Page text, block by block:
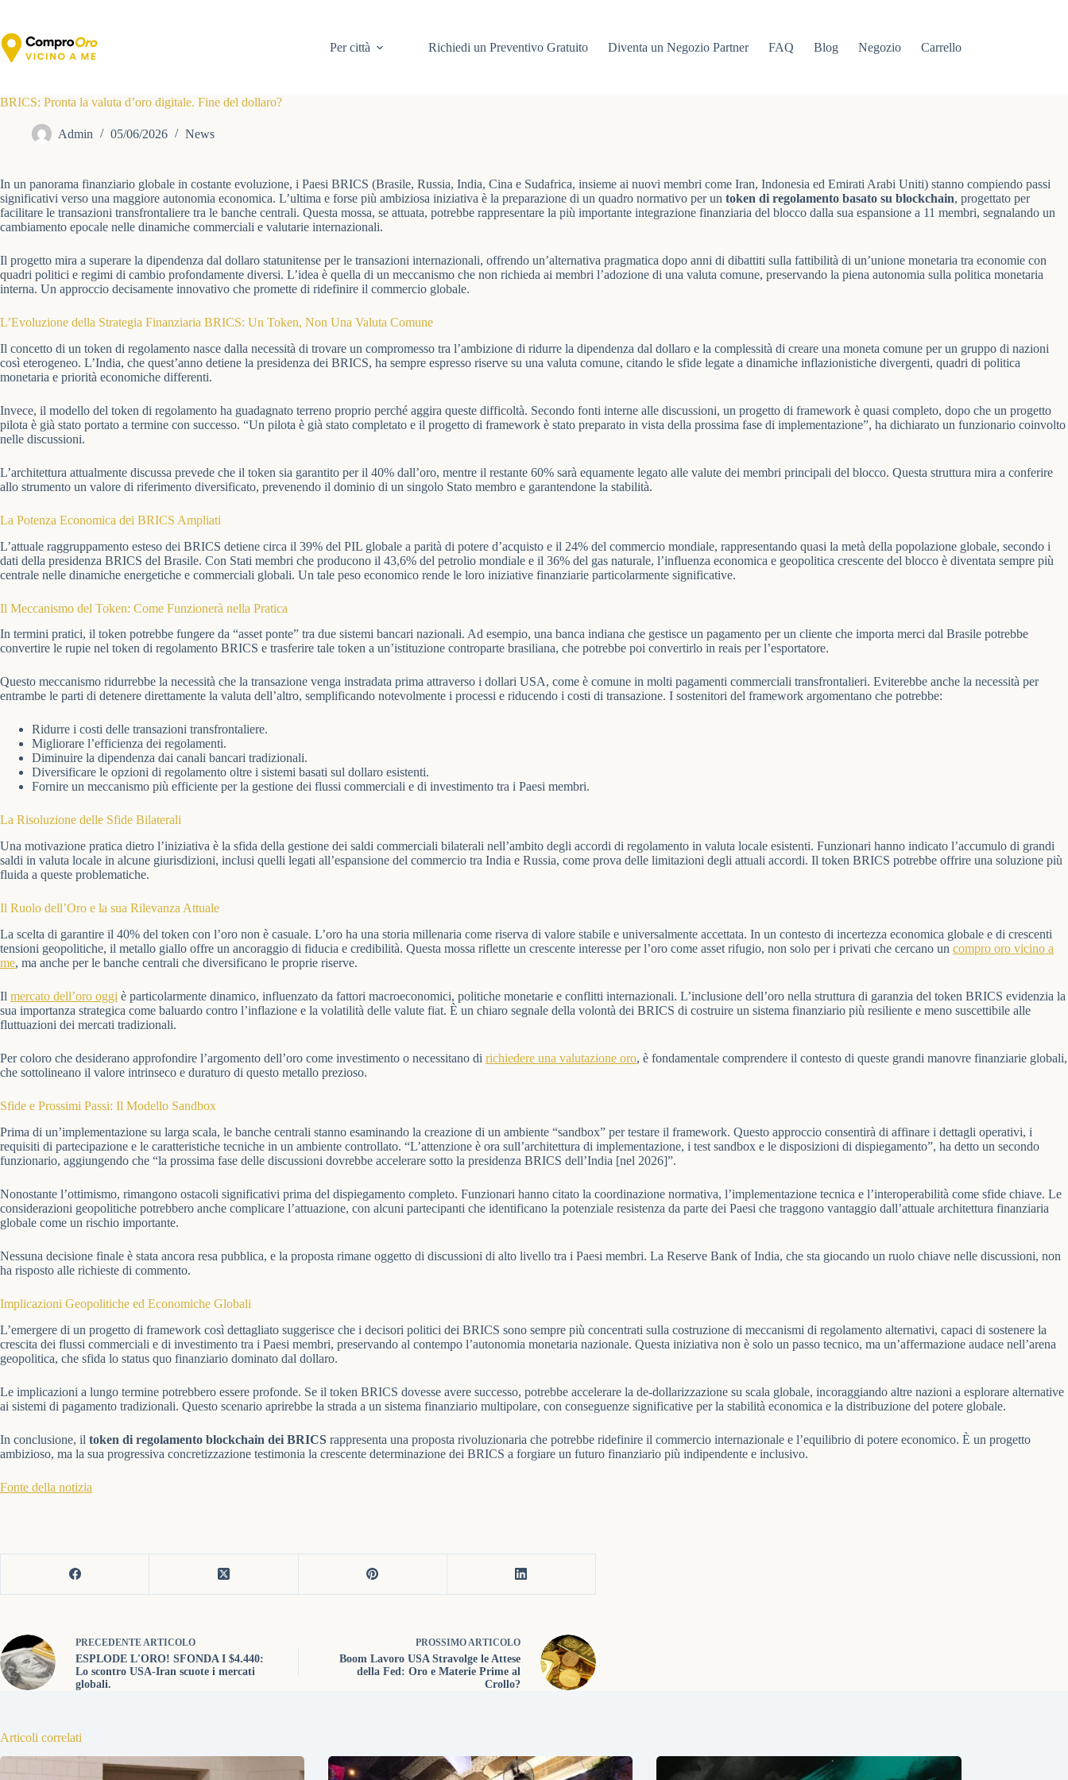
contenuto
Per città
Richiedi un Preventivo Gratuito Diventa un Negozio Partner FAQ Blog Negozio Carrello
BRICS: Pronta la valuta d’oro digitale. Fine del dollaro?
Admin 05/06/2026 News
In un panorama finanziario globale in costante evoluzione, i Paesi BRICS (Brasile, Russia, India, Cina e Sudafrica, insieme ai nuovi membri come Iran, Indonesia ed Emirati Arabi Uniti) stanno compiendo passi
significativi verso una maggiore autonomia economica. L’ultima e forse più ambiziosa iniziativa è la preparazione di un quadro normativo per un token di regolamento basato su blockchain, progettato per
facilitare le transazioni transfrontaliere tra le banche centrali. Questa mossa, se attuata, potrebbe rappresentare la più importante integrazione finanziaria del blocco dalla sua espansione a 11 membri, segnalando un
cambiamento epocale nelle dinamiche commerciali e valutarie internazionali.
Il progetto mira a superare la dipendenza dal dollaro statunitense per le transazioni internazionali, offrendo un’alternativa pragmatica dopo anni di dibattiti sulla fattibilità di un’unione monetaria tra economie con
quadri politici e regimi di cambio profondamente diversi. L’idea è quella di un meccanismo che non richieda ai membri l’adozione di una valuta comune, preservando la piena autonomia sulla politica monetaria
interna. Un approccio decisamente innovativo che promette di ridefinire il commercio globale.
L’Evoluzione della Strategia Finanziaria BRICS: Un Token, Non Una Valuta Comune
Il concetto di un token di regolamento nasce dalla necessità di trovare un compromesso tra l’ambizione di ridurre la dipendenza dal dollaro e la complessità di creare una moneta comune per un gruppo di nazioni
così eterogeneo. L’India, che quest’anno detiene la presidenza dei BRICS, ha sempre espresso riserve su una valuta comune, citando le sfide legate a dinamiche inflazionistiche divergenti, quadri di politica
monetaria e priorità economiche differenti.
Invece, il modello del token di regolamento ha guadagnato terreno proprio perché aggira queste difficoltà. Secondo fonti interne alle discussioni, un progetto di framework è quasi completo, dopo che un progetto
pilota è già stato portato a termine con successo. “Un pilota è già stato completato e il progetto di framework è stato preparato in vista della prossima fase di implementazione”, ha dichiarato un funzionario coinvolto
nelle discussioni.
L’architettura attualmente discussa prevede che il token sia garantito per il 40% dall’oro, mentre il restante 60% sarà equamente legato alle valute dei membri principali del blocco. Questa struttura mira a conferire
allo strumento un valore di riferimento diversificato, prevenendo il dominio di un singolo Stato membro e garantendone la stabilità.
La Potenza Economica dei BRICS Ampliati
L’attuale raggruppamento esteso dei BRICS detiene circa il 39% del PIL globale a parità di potere d’acquisto e il 24% del commercio mondiale, rappresentando quasi la metà della popolazione globale, secondo i
dati della presidenza BRICS del Brasile. Con Stati membri che producono il 43,6% del petrolio mondiale e il 36% del gas naturale, l’influenza economica e geopolitica crescente del blocco è diventata sempre più
centrale nelle dinamiche energetiche e commerciali globali. Un tale peso economico rende le loro iniziative finanziarie particolarmente significative.
Il Meccanismo del Token: Come Funzionerà nella Pratica
In termini pratici, il token potrebbe fungere da “asset ponte” tra due sistemi bancari nazionali. Ad esempio, una banca indiana che gestisce un pagamento per un cliente che importa merci dal Brasile potrebbe
convertire le rupie nel token di regolamento BRICS e trasferire tale token a un’istituzione controparte brasiliana, che potrebbe poi convertirlo in reais per l’esportatore.
Questo meccanismo ridurrebbe la necessità che la transazione venga instradata prima attraverso i dollari USA, come è comune in molti pagamenti commerciali transfrontalieri. Eviterebbe anche la necessità per
entrambe le parti di detenere direttamente la valuta dell’altro, semplificando notevolmente i processi e riducendo i costi di transazione. I sostenitori del framework argomentano che potrebbe:
Ridurre i costi delle transazioni transfrontaliere.
Migliorare l’efficienza dei regolamenti.
Diminuire la dipendenza dai canali bancari tradizionali.
Diversificare le opzioni di regolamento oltre i sistemi basati sul dollaro esistenti.
Fornire un meccanismo più efficiente per la gestione dei flussi commerciali e di investimento tra i Paesi membri.
La Risoluzione delle Sfide Bilaterali
Una motivazione pratica dietro l’iniziativa è la sfida della gestione dei saldi commerciali bilaterali nell’ambito degli accordi di regolamento in valuta locale esistenti. Funzionari hanno indicato l’accumulo di grandi
saldi in valuta locale in alcune giurisdizioni, inclusi quelli legati all’espansione del commercio tra India e Russia, come prova delle limitazioni degli attuali accordi. Il token BRICS potrebbe offrire una soluzione più
fluida a queste problematiche.
Il Ruolo dell’Oro e la sua Rilevanza Attuale
La scelta di garantire il 40% del token con l’oro non è casuale. L’oro ha una storia millenaria come riserva di valore stabile e universalmente accettata. In un contesto di incertezza economica globale e di crescenti
tensioni geopolitiche, il metallo giallo offre un ancoraggio di fiducia e credibilità. Questa mossa riflette un crescente interesse per l’oro come asset rifugio, non solo per i privati che cercano un compro oro vicino a
me, ma anche per le banche centrali che diversificano le proprie riserve.
Il mercato dell’oro oggi è particolarmente dinamico, influenzato da fattori macroeconomici, politiche monetarie e conflitti internazionali. L’inclusione dell’oro nella struttura di garanzia del token BRICS evidenzia la
sua importanza strategica come baluardo contro l’inflazione e la volatilità delle valute fiat. È un chiaro segnale della volontà dei BRICS di costruire un sistema finanziario più resiliente e meno suscettibile alle
fluttuazioni dei mercati tradizionali.
Per coloro che desiderano approfondire l’argomento dell’oro come investimento o necessitano di richiedere una valutazione oro, è fondamentale comprendere il contesto di queste grandi manovre finanziarie globali,
che sottolineano il valore intrinseco e duraturo di questo metallo prezioso.
Sfide e Prossimi Passi: Il Modello Sandbox
Prima di un’implementazione su larga scala, le banche centrali stanno esaminando la creazione di un ambiente “sandbox” per testare il framework. Questo approccio consentirà di affinare i dettagli operativi, i
requisiti di partecipazione e le caratteristiche tecniche in un ambiente controllato. “L’attenzione è ora sull’architettura di implementazione, i test sandbox e le disposizioni di dispiegamento”, ha detto un secondo
funzionario, aggiungendo che “la prossima fase delle discussioni dovrebbe accelerare sotto la presidenza BRICS dell’India [nel 2026]”.
Nonostante l’ottimismo, rimangono ostacoli significativi prima del dispiegamento completo. Funzionari hanno citato la coordinazione normativa, l’implementazione tecnica e l’interoperabilità come sfide chiave. Le
considerazioni geopolitiche potrebbero anche complicare l’attuazione, con alcuni partecipanti che identificano la potenziale resistenza da parte dei Paesi che traggono vantaggio dall’attuale architettura finanziaria
globale come un rischio importante.
Nessuna decisione finale è stata ancora resa pubblica, e la proposta rimane oggetto di discussioni di alto livello tra i Paesi membri. La Reserve Bank of India, che sta giocando un ruolo chiave nelle discussioni, non
ha risposto alle richieste di commento.
Implicazioni Geopolitiche ed Economiche Globali
L’emergere di un progetto di framework così dettagliato suggerisce che i decisori politici dei BRICS sono sempre più concentrati sulla costruzione di meccanismi di regolamento alternativi, capaci di sostenere la
crescita dei flussi commerciali e di investimento tra i Paesi membri, preservando al contempo l’autonomia monetaria nazionale. Questa iniziativa non è solo un passo tecnico, ma un’affermazione audace nell’arena
geopolitica, che sfida lo status quo finanziario dominato dal dollaro.
Le implicazioni a lungo termine potrebbero essere profonde. Se il token BRICS dovesse avere successo, potrebbe accelerare la de-dollarizzazione su scala globale, incoraggiando altre nazioni a esplorare alternative
ai sistemi di pagamento tradizionali. Questo scenario aprirebbe la strada a un sistema finanziario multipolare, con conseguenze significative per la stabilità economica e la distribuzione del potere globale.
In conclusione, il token di regolamento blockchain dei BRICS rappresenta una proposta rivoluzionaria che potrebbe ridefinire il commercio internazionale e l’equilibrio di potere economico. È un progetto
ambizioso, ma la sua progressiva concretizzazione testimonia la crescente determinazione dei BRICS a forgiare un futuro finanziario più indipendente e inclusivo.
Fonte della notizia
PRECEDENTE ARTICOLO
ESPLODE L'ORO! SFONDA I $4.440:
Lo scontro USA-Iran scuote i mercati
globali.
PROSSIMO ARTICOLO
Boom Lavoro USA Stravolge le Attese
della Fed: Oro e Materie Prime al
Crollo?
Articoli correlati